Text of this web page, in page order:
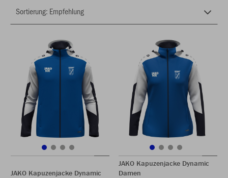
JAKO Kapuzenjacke Dynamic
JAKO Kapuzenjacke Dynamic
Damen